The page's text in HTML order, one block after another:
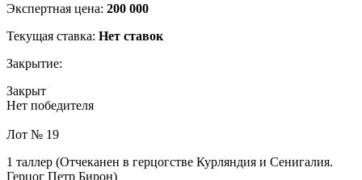
Экспертная цена: 200 000
Текущая ставка: Нет ставок
Закрытие:
Закрыт
Нет победителя
Лот № 19
1 таллер (Отчеканен в герцогстве Курляндия и Сенигалия.
Герцог Петр Бирон)